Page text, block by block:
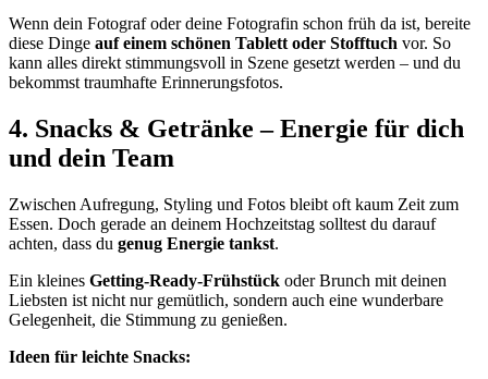
Wenn dein Fotograf oder deine Fotografin schon früh da ist, bereite
diese Dinge auf einem schönen Tablett oder Stofftuch vor. So
kann alles direkt stimmungsvoll in Szene gesetzt werden – und du
bekommst traumhafte Erinnerungsfotos.
4. Snacks & Getränke – Energie für dich
und dein Team
Zwischen Aufregung, Styling und Fotos bleibt oft kaum Zeit zum
Essen. Doch gerade an deinem Hochzeitstag solltest du darauf
achten, dass du genug Energie tankst.
Ein kleines Getting-Ready-Frühstück oder Brunch mit deinen
Liebsten ist nicht nur gemütlich, sondern auch eine wunderbare
Gelegenheit, die Stimmung zu genießen.
Ideen für leichte Snacks: